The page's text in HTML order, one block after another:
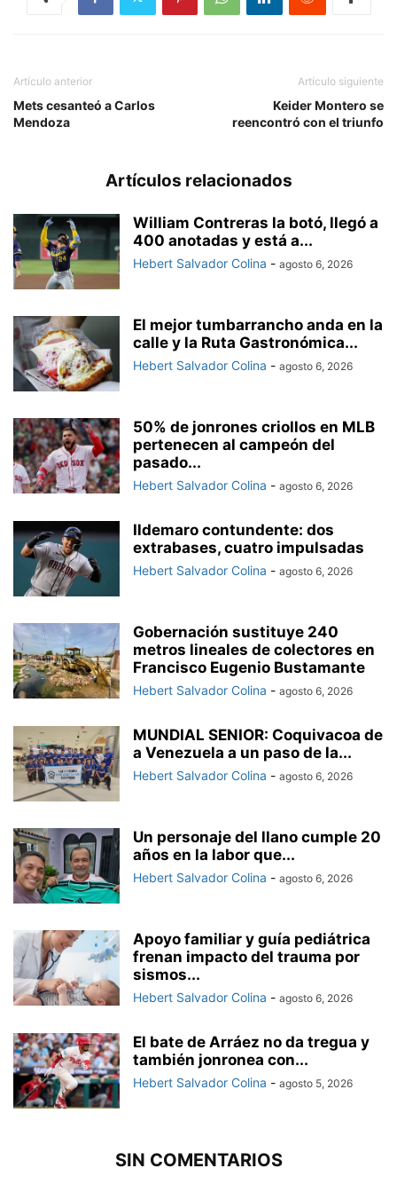
Artículo anterior
Mets cesanteó a Carlos
Mendoza
Artículo siguiente
Keider Montero se
reencontró con el triunfo
Artículos relacionados
William Contreras la botó, llegó a
400 anotadas y está a...
Hebert Salvador Colina - agosto 6, 2026
El mejor tumbarrancho anda en la
calle y la Ruta Gastronómica...
Hebert Salvador Colina - agosto 6, 2026
50% de jonrones criollos en MLB
pertenecen al campeón del
pasado...
Hebert Salvador Colina - agosto 6, 2026
Ildemaro contundente: dos
extrabases, cuatro impulsadas
Hebert Salvador Colina - agosto 6, 2026
Gobernación sustituye 240
metros lineales de colectores en
Francisco Eugenio Bustamante
Hebert Salvador Colina - agosto 6, 2026
MUNDIAL SENIOR: Coquivacoa de
a Venezuela a un paso de la...
Hebert Salvador Colina - agosto 6, 2026
Un personaje del llano cumple 20
años en la labor que...
Hebert Salvador Colina - agosto 6, 2026
Apoyo familiar y guía pediátrica
frenan impacto del trauma por
sismos...
Hebert Salvador Colina - agosto 6, 2026
El bate de Arráez no da tregua y
también jonronea con...
Hebert Salvador Colina - agosto 5, 2026
SIN COMENTARIOS